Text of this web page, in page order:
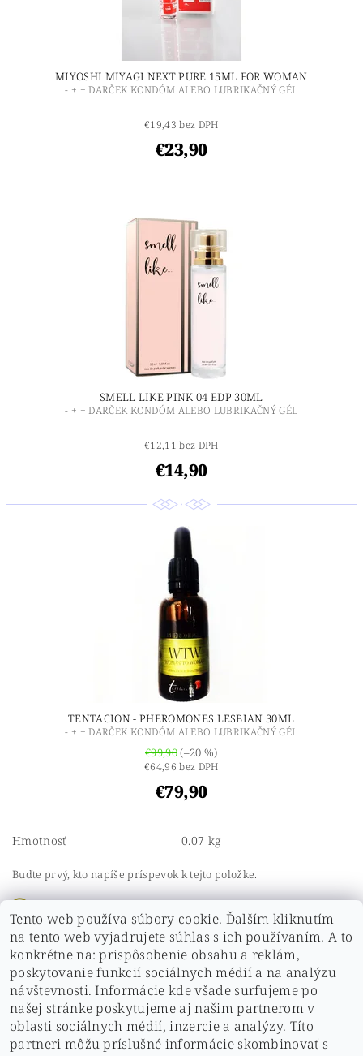
MIYOSHI MIYAGI NEXT PURE 15ML FOR WOMAN
- + + DARČEK KONDÓM ALEBO LUBRIKAČNÝ GÉL
€19,43 bez DPH
€23,90
SMELL LIKE PINK 04 EDP 30ML
- + + DARČEK KONDÓM ALEBO LUBRIKAČNÝ GÉL
€12,11 bez DPH
€14,90
TENTACION - PHEROMONES LESBIAN 30ML
- + + DARČEK KONDÓM ALEBO LUBRIKAČNÝ GÉL
€99,90(–20 %)
€64,96 bez DPH
€79,90
Hmotnosť 0.07 kg
Buďte prvý, kto napíše príspevok k tejto položke.
Pridať komentár
Buďte prvý, kto napíše príspevok k tejto položke.
Pridať hodnotenie
Tento web používa súbory cookie. Ďalším kliknutím
na tento web vyjadrujete súhlas s ich používaním. A to
konkrétne na: prispôsobenie obsahu a reklám,
poskytovanie funkcií sociálnych médií a na analýzu
návštevnosti. Informácie kde všade surfujeme po
našej stránke poskytujeme aj našim partnerom v
oblasti sociálnych médií, inzercie a analýzy. Títo
partneri môžu príslušné informácie skombinovať s